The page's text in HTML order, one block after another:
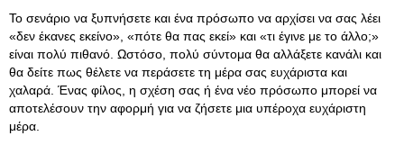
Το σενάριο να ξυπνήσετε και ένα πρόσωπο να αρχίσει να σας λέει
«δεν έκανες εκείνο», «πότε θα πας εκεί» και «τι έγινε με το άλλο;»
είναι πολύ πιθανό. Ωστόσο, πολύ σύντομα θα αλλάξετε κανάλι και
θα δείτε πως θέλετε να περάσετε τη μέρα σας ευχάριστα και
χαλαρά. Ένας φίλος, η σχέση σας ή ένα νέο πρόσωπο μπορεί να
αποτελέσουν την αφορμή για να ζήσετε μια υπέροχα ευχάριστη
μέρα.